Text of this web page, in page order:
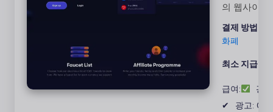
의 웹사이트
서 즉시 암
폐 결제 받기
Games
설문 조사
결제 방법:
화폐
최소 지급액:
급여:
광
✔
광고: 0%